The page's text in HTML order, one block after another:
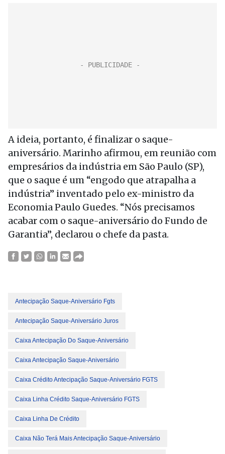
A ideia, portanto, é finalizar o saque-
aniversário. Marinho afirmou, em reunião com
empresários da indústria em São Paulo (SP),
que o saque é um “engodo que atrapalha a
indústria” inventado pelo ex-ministro da
Economia Paulo Guedes. “Nós precisamos
acabar com o saque-aniversário do Fundo de
Garantia”, declarou o chefe da pasta.
Antecipação Saque-Aniversário Fgts
Antecipação Saque-Aniversário Juros
Caixa Antecipação Do Saque-Aniversário
Caixa Antecipação Saque-Aniversário
Caixa Crédito Antecipação Saque-Aniversário FGTS
Caixa Linha Crédito Saque-Aniversário FGTS
Caixa Linha De Crédito
Caixa Não Terá Mais Antecipação Saque-Aniversário